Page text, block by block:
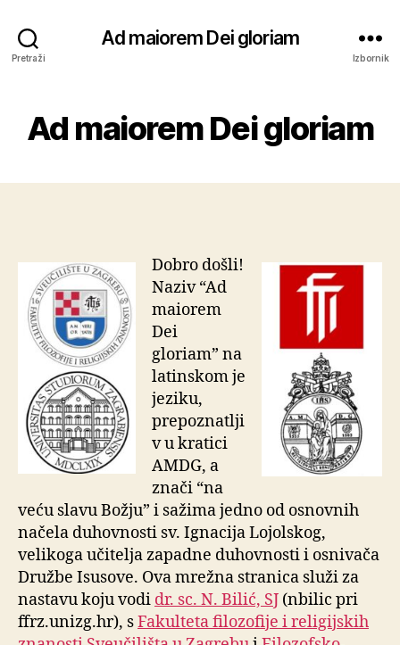
Pretraži
Ad maiorem Dei gloriam
Izbornik
Ad maiorem Dei gloriam
Dobro došli!
Naziv “Ad
maiorem
Dei
gloriam” na
latinskom je
jeziku,
prepoznatlji
v u kratici
AMDG, a
znači “na
veću slavu Božju” i sažima jedno od osnovnih
načela duhovnosti sv. Ignacija Lojolskog,
velikoga učitelja zapadne duhovnosti i osnivača
Družbe Isusove. Ova mrežna stranica služi za
nastavu koju vodi dr. sc. N. Bilić, SJ (nbilic pri
ffrz.unizg.hr), sFakulteta filozofije i religijskih